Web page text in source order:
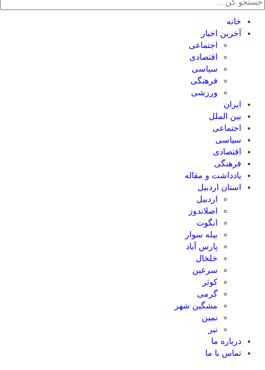
خانه
آخرین اخبار
اجتماعی
اقتصادی
سیاسی
فرهنگی
ورزشی
ایران
بین الملل
اجتماعی
سیاسی
اقتصادی
فرهنگی
یادداشت و مقاله
استان اردبیل
اردبیل
اصلاندوز
انگوت
بیله سوار
پارس آباد
خلخال
سرعین
کوثر
گرمی
مشگین شهر
نمین
نیر
درباره ما
تماس با ما